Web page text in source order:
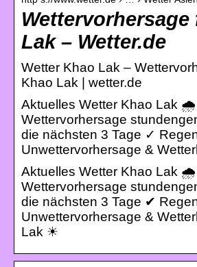
Wettervorhersage
Lak – Wetter.de
Wetter Khao Lak –
Khao Lak | wetter.de
Aktuelles Wetter Khao Lak
Wettervorhersage
die nächsten 3 Tage ✓
Unwettervorhersage &
Aktuelles Wetter Khao Lak
Wettervorhersage
die nächsten 3 Tage ✔
Unwettervorhersage &
Lak ☀